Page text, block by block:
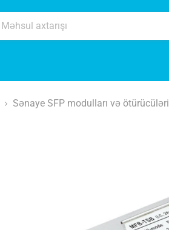
Sənaye SFP modulları və ötürücüləri